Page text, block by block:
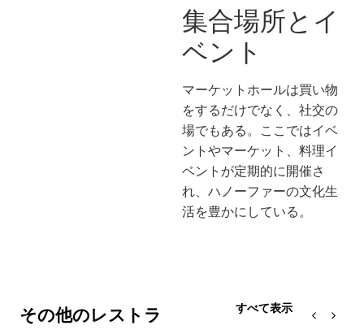
集合場所とイ
ベント
マーケットホールは買い物
をするだけでなく、社交の
場でもある。ここではイベ
ントやマーケット、料理イ
ベントが定期的に開催さ
れ、ハノーファーの文化生
活を豊かにしている。
その他のレストラ
すべて表示